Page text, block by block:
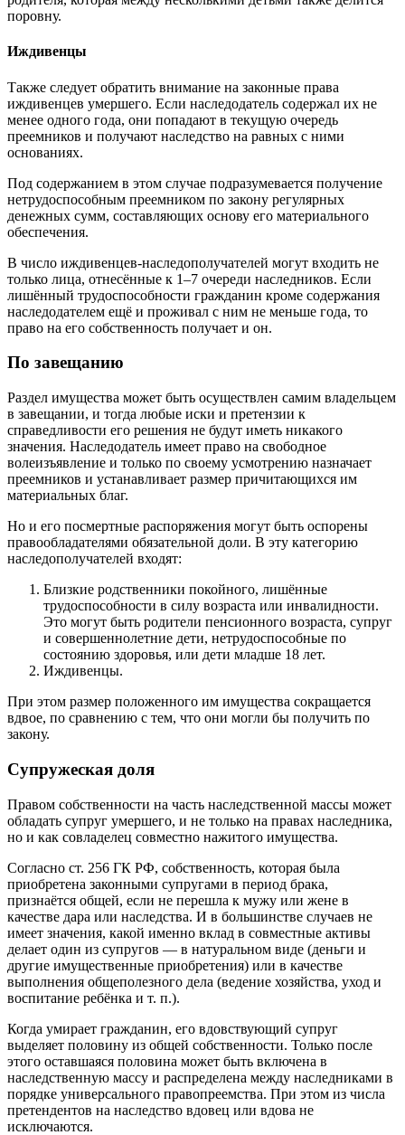
поровну.
Иждивенцы
Также следует обратить внимание на законные права
иждивенцев умершего. Если наследодатель содержал их не
менее одного года, они попадают в текущую очередь
преемников и получают наследство на равных с ними
основаниях.
Под содержанием в этом случае подразумевается получение
нетрудоспособным преемником по закону регулярных
денежных сумм, составляющих основу его материального
обеспечения.
В число иждивенцев-наследополучателей могут входить не
только лица, отнесённые к 1–7 очереди наследников. Если
лишённый трудоспособности гражданин кроме содержания
наследодателем ещё и проживал с ним не меньше года, то
право на его собственность получает и он.
По завещанию
Раздел имущества может быть осуществлен самим владельцем
в завещании, и тогда любые иски и претензии к
справедливости его решения не будут иметь никакого
значения. Наследодатель имеет право на свободное
волеизъявление и только по своему усмотрению назначает
преемников и устанавливает размер причитающихся им
материальных благ.
Но и его посмертные распоряжения могут быть оспорены
правообладателями обязательной доли. В эту категорию
наследополучателей входят:
Близкие родственники покойного, лишённые
трудоспособности в силу возраста или инвалидности.
Это могут быть родители пенсионного возраста, супруг
и совершеннолетние дети, нетрудоспособные по
состоянию здоровья, или дети младше 18 лет.
Иждивенцы.
При этом размер положенного им имущества сокращается
вдвое, по сравнению с тем, что они могли бы получить по
закону.
Супружеская доля
Правом собственности на часть наследственной массы может
обладать супруг умершего, и не только на правах наследника,
но и как совладелец совместно нажитого имущества.
Согласно ст. 256 ГК РФ, собственность, которая была
приобретена законными супругами в период брака,
признаётся общей, если не перешла к мужу или жене в
качестве дара или наследства. И в большинстве случаев не
имеет значения, какой именно вклад в совместные активы
делает один из супругов — в натуральном виде (деньги и
другие имущественные приобретения) или в качестве
выполнения общеполезного дела (ведение хозяйства, уход и
воспитание ребёнка и т. п.).
Когда умирает гражданин, его вдовствующий супруг
выделяет половину из общей собственности. Только после
этого оставшаяся половина может быть включена в
наследственную массу и распределена между наследниками в
порядке универсального правопреемства. При этом из числа
претендентов на наследство вдовец или вдова не
исключаются.